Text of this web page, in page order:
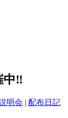
中‼
明会 | 配布日記